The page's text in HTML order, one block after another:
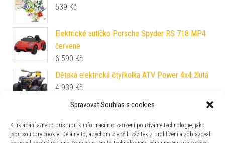
Spravovat Souhlas s cookies
K ukládání a/nebo přístupu k informacím o zařízení používáme technologie, jako
jsou soubory cookie. Děláme to, abychom zlepšili zážitek z prohlížení a zobrazovali
539 Kč
Elektrické autíčko Porsche Spyder RS 718 MP4
červené
6 590 Kč
Dětská elektrická čtyřkolka ATV Power 4x4 žlutá
4 939 Kč
ORIGINAL Barva: Camel
4 290Kč